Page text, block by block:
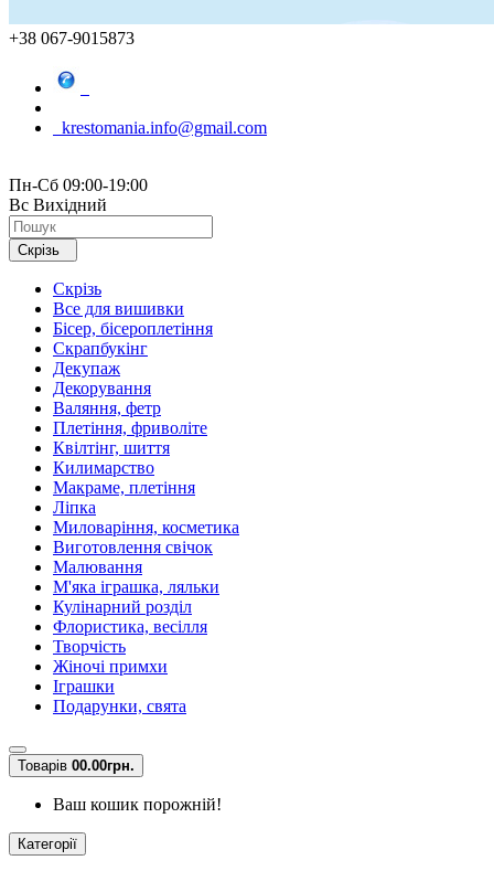
+38 067-9015873
krestomania.info@gmail.com
Пн-Сб 09:00-19:00
Вс Вихідний
Скрізь
Скрізь
Все для вишивки
Бісер, бісероплетіння
Скрапбукінг
Декупаж
Декорування
Валяння, фетр
Плетіння, фриволіте
Квілтінг, шиття
Килимарство
Макраме, плетіння
Ліпка
Миловаріння, косметика
Виготовлення свічок
Малювання
М'яка іграшка, ляльки
Кулінарний розділ
Флористика, весілля
Творчість
Жіночі примхи
Іграшки
Подарунки, свята
Товарів 00.00грн.
Ваш кошик порожній!
Категорії